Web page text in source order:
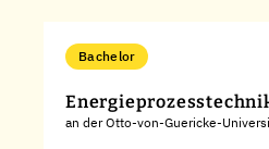
Bachelor
an der Otto-von-Guericke-